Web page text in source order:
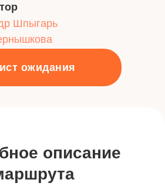
ожидания
Шпыгарь
описание